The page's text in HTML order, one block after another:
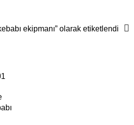
ekipmanı” olarak etiketlendi